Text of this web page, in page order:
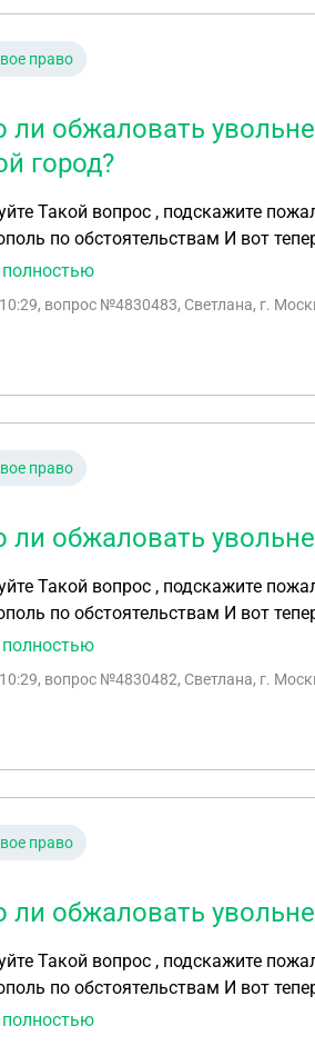
право
обжаловать
город?
г Ростов Сейчас перевелась
И вот теперь думает оттуда вернуться обратно , а ей грозят увольнение по
. Возможно ли это обжаловать ? И
, вопрос №4830483, Светлана, г.
право
обжаловать
г Ростов Сейчас перевелась
И вот теперь думает оттуда вернуться обратно , а ей грозят увольнение по
. Возможно ли это обжаловать ? И
, вопрос №4830482, Светлана, г.
право
обжаловать
г Ростов Сейчас перевелась
И вот теперь думает оттуда вернуться обратно , а ей грозят увольнение по
. Возможно ли это обжаловать ? И